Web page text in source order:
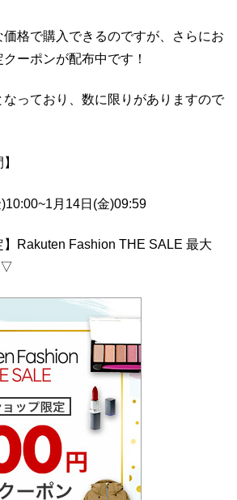
格で購入できるのですが、さらにお
ーポンが配布中です！
なっており、数に限りがありますので
月14日(金)09:59
】Rakuten Fashion THE SALE 最大
▽